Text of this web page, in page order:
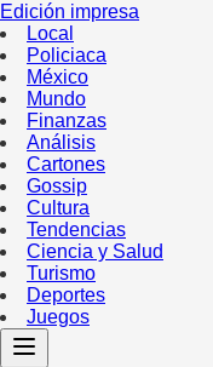
Edición impresa
Local
Policiaca
México
Mundo
Finanzas
Análisis
Cartones
Gossip
Cultura
Tendencias
Ciencia y Salud
Turismo
Deportes
Juegos